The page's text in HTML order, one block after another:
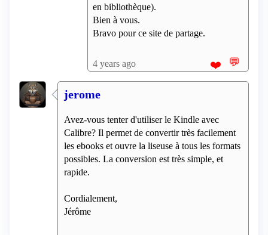
en bibliothèque).
Bien à vous.
Bravo pour ce site de partage.
4 years ago ❤️ 💬
jerome
Avez-vous tenter d'utiliser le Kindle avec
Calibre? Il permet de convertir très facilement
les ebooks et ouvre la liseuse à tous les formats
possibles. La conversion est très simple, et
rapide.
Cordialement,
Jérôme